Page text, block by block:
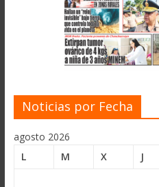
Noticias por Fecha
agosto 2026
L
M X J